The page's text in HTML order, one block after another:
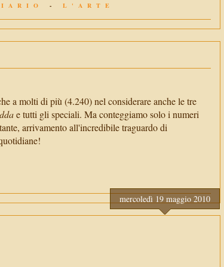
- L'ARTE
a molti di più (4.240) nel considerare anche le tre
e tutti gli speciali. Ma conteggiamo solo i numeri
arrivamento all'incredibile traguardo di
mercoledì 19 maggio 2010